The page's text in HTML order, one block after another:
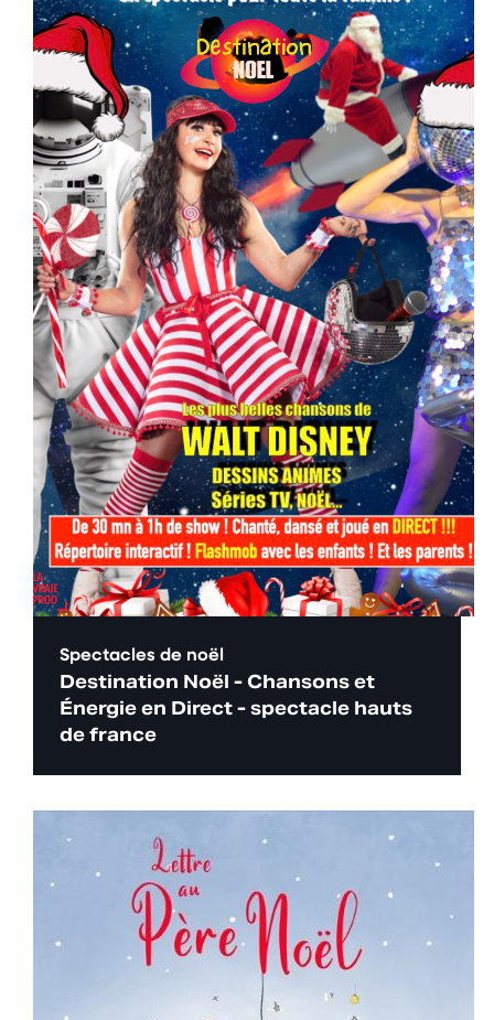
Spectacles de noël
Destination Noël - Chansons et
Énergie en Direct - spectacle hauts
de france